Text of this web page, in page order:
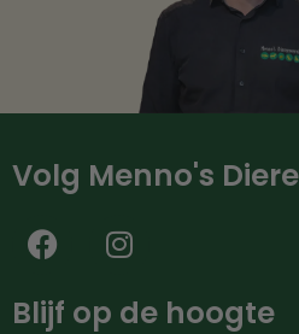
Volg Menno's
Blijf op de hoogte